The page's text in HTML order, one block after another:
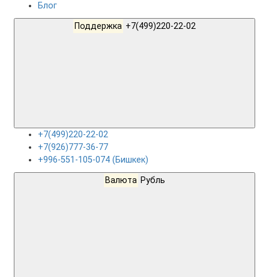
Блог
Поддержка
+7(499)220-22-02
+7(926)777-36-77
+996-551-105-074 (Бишкек)
Валюта Рубль